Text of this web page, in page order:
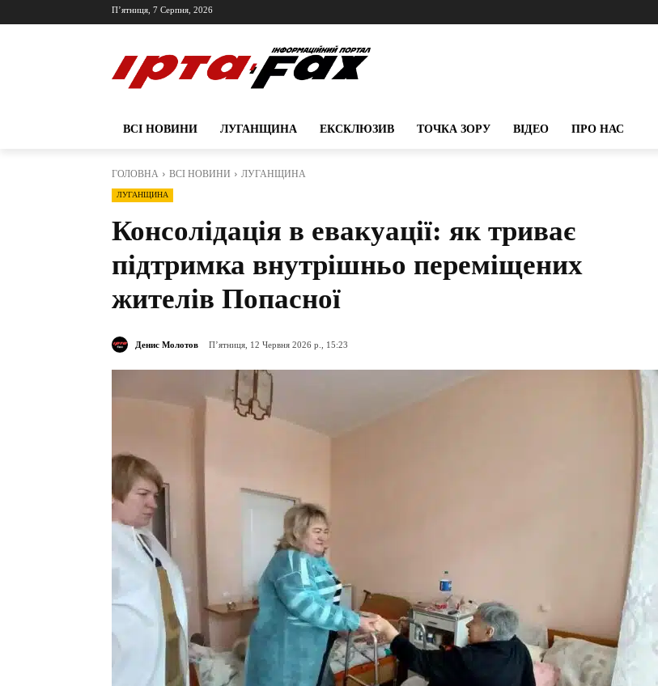
П’ятниця, 7 Серпня, 2026
ВСІ НОВИНИ ЛУГАНЩИНА ЕКСКЛЮЗИВ ТОЧКА ЗОРУ ВІДЕО ПРО НАС
ГОЛОВНА ВСІ НОВИНИ ЛУГАНЩИНА
ЛУГАНЩИНА
Консолідація в евакуації: як триває
підтримка внутрішньо переміщених
жителів Попасної
Денис Молотов П’ятниця, 12 Червня 2026 р., 15:23